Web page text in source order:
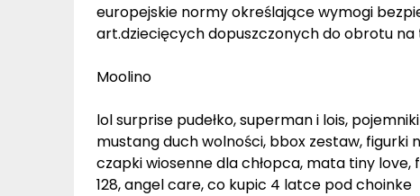
europejskie normy określające wymogi
art.dziecięcych dopuszczonych do obrotu na
Moolino
lol surprise pudełko, superman i lois,
mustang duch wolności, bbox zestaw,
czapki wiosenne dla chłopca, mata tiny
128, angel care, co kupic 4 latce pod choinke